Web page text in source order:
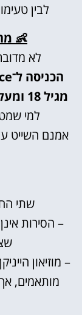
לבין
👶
לא
מגיל 18 ומעלה
למי
אמנם השייט
שתי
– הסירות
– מוזיאון
מותאמים,